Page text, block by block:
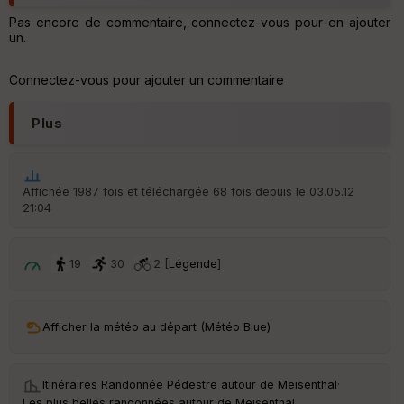
int
Pas encore de commentaire, connectez-vous pour en ajouter
un.
Connectez-vous pour ajouter un commentaire
Plus
Affichée 1987 fois et téléchargée 68 fois depuis le 03.05.12
21:04
19 30 2 [Légende]
Afficher la météo au départ (Météo Blue)
Itinéraires Randonnée Pédestre autour de Meisenthal·